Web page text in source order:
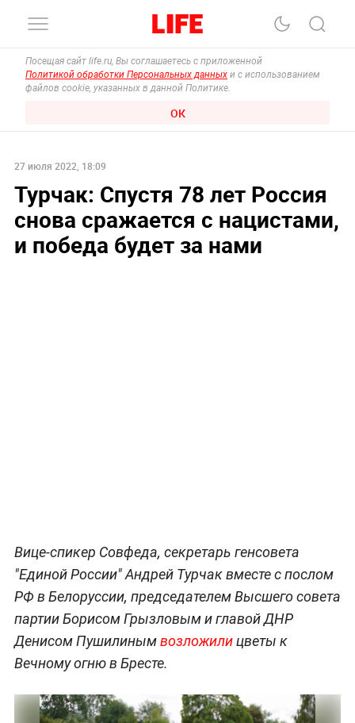
Посещая сайт life.ru, Вы соглашаетесь с приложенной
Политикой обработки Персональных данных и с использованием
файлов cookie, указанных в данной Политике.
ОК
27 июля 2022, 18:09
Турчак: Спустя 78 лет Россия
снова сражается с нацистами,
и победа будет за нами
Вице-спикер Совфеда, секретарь генсовета
"Единой России" Андрей Турчак вместе с послом
РФ в Белоруссии, председателем Высшего совета
партии Борисом Грызловым и главой ДНР
Денисом Пушилинымвозложилицветы к
Вечному огню в Бресте.